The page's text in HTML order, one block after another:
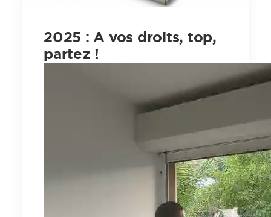
2025 : A vos droits, top,
partez !